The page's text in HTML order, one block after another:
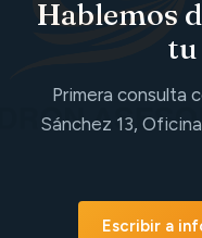
Hablemos
tu
Primera consulta
Sánchez 13,
Escribir a